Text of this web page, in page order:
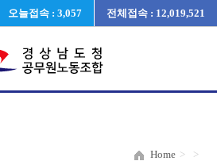
오늘접속 : 3,057 전체접속 : 12,019,521
Home > >